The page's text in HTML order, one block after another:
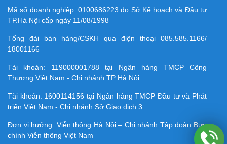
Mã số doanh nghiệp:0100686223 do Sở Kế hoạch và Đầu tư
TP.Hà Nội cấp ngày 11/08/1998
Tổng đài bán hàng/CSKH qua điện thoại 085.585.1166/
18001166
Tài khoản: 119000001788 tại Ngân hàng TMCP Công
Thương Việt Nam - Chi nhánh TP Hà Nội
Tài khoản: 1600114156 tại Ngân hàng TMCP Ðầu tư và Phát
triển Việt Nam - Chi nhánh Sở Giao dịch 3
Đơn vị hưởng: Viễn thông Hà Nội – Chi nhánh Tập đoàn Bưu
chính Viễn thông Việt Nam